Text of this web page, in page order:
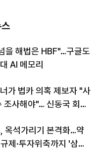
을 해법은 HBF"…구글도
AI 메모리
보자 "사
조사해야"… 신동국 회장
옥석가리기 본격화…약
제·투자위축까지 '삼중